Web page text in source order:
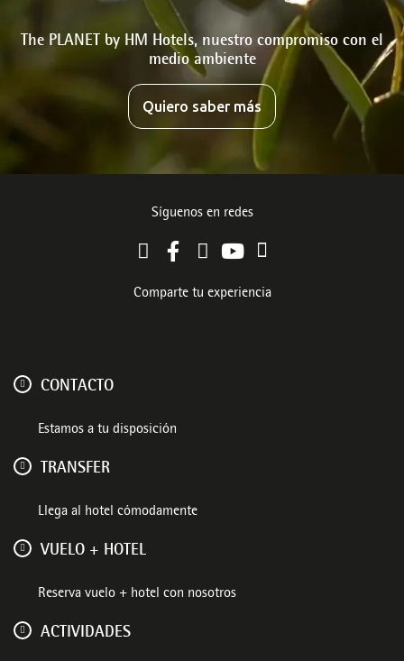
The PLANET by HM Hotels, nuestro compromiso con el
medio ambiente
Quiero saber más
Síguenos en redes
Comparte tu experiencia
CONTACTO
Estamos a tu disposición
TRANSFER
Llega al hotel cómodamente
VUELO + HOTEL
Reserva vuelo + hotel con nosotros
ACTIVIDADES